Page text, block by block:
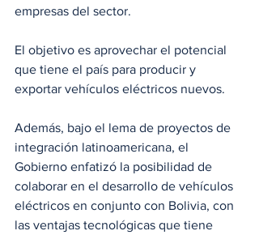
empresas del sector.
El objetivo es aprovechar el potencial
que tiene el país para producir y
exportar vehículos eléctricos nuevos.
Además, bajo el lema de proyectos de
integración latinoamericana, el
Gobierno enfatizó la posibilidad de
colaborar en el desarrollo de vehículos
eléctricos en conjunto con Bolivia, con
las ventajas tecnológicas que tiene